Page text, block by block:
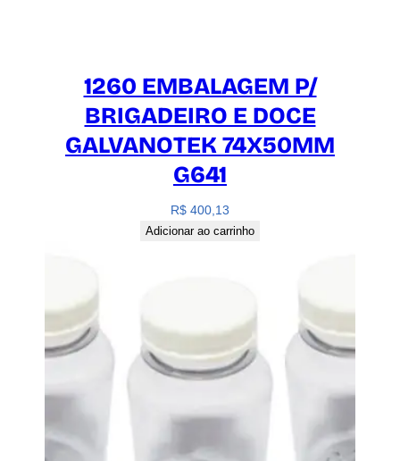
1260 EMBALAGEM P/
BRIGADEIRO E DOCE
GALVANOTEK 74X50MM
G641
R$ 400,13
Adicionar ao carrinho